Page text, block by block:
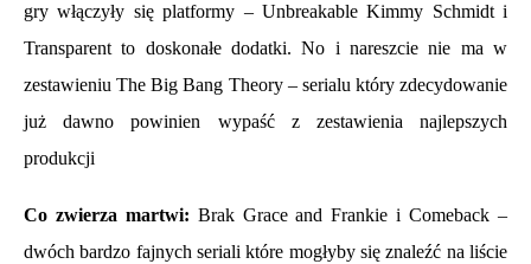
gry włączyły się platformy – Unbreakable Kimmy Schmidt i
Transparent to doskonałe dodatki. No i nareszcie nie ma w
zestawieniu The Big Bang Theory – serialu który zdecydowanie
już dawno powinien wypaść z zestawienia najlepszych
produkcji
Co zwierza martwi: Brak Grace and Frankie i Comeback –
dwóch bardzo fajnych seriali które mogłyby się znaleźć na liście